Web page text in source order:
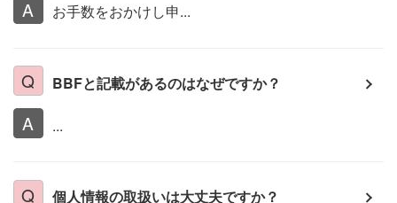
お手数をおかけし申...
BBFと記載があるのはなぜですか？
...
個人情報の取扱いは大丈夫ですか？